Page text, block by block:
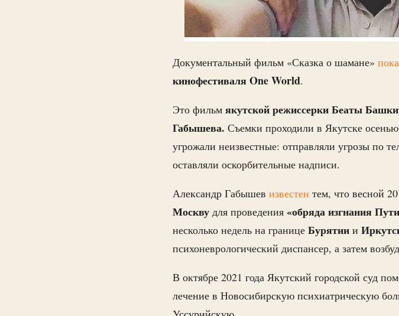
Документальный фильм «Сказка о шамане»
кинофестиваля One World.
Это фильм якутской режиссерки Беаты
Габышева. Съемки проходили в Якутске
угрожали неизвестные: отправляли угрозы по
оставляли оскорбительные надписи.
Александр Габышев известен тем, что весной
Москву для проведения «обряда изгнания
несколько недель на границе Бурятии и
психоневрологический диспансер, а затем
В октябре 2021 года Якутский городской суд
лечение в Новосибирскую психиатрическую